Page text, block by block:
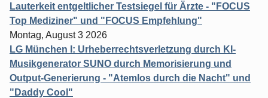
Lauterkeit entgeltlicher Testsiegel für Ärzte - "FOCUS
Top Mediziner" und "FOCUS Empfehlung"
Montag, August 3 2026
LG München I: Urheberrechtsverletzung durch KI-
Musikgenerator SUNO durch Memorisierung und
Output-Generierung - "Atemlos durch die Nacht" und
"Daddy Cool"